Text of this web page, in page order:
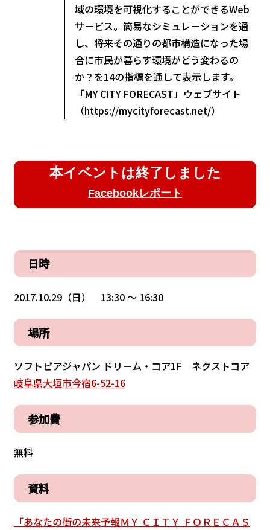
域の環境を可視化することができるWeb
サービス。簡易なシミュレーションを通
し、将来その通りの都市構造になった場
合に市民が暮らす環境がどう変わるの
か？を14の指標を通して表示します。
「MY CITY FORECAST」ウェブサイト
（https://mycityforecast.net/）
本イベントは終了しました
Facebookレポート
日時
2017.10.29（日） 13:30 〜 16:30
場所
ソフトピアジャパン ドリーム・コア1F ネクストコア
岐阜県大垣市今宿6-52-16
参加費
無料
資料
「あなたの街の未来予報ＭＹ ＣＩＴＹ ＦＯＲＥＣＡＳ